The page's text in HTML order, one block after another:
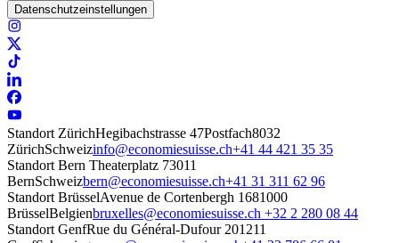
Datenschutzeinstellungen
Standort ZürichHegibachstrasse 47Postfach8032
ZürichSchweizinfo@economiesuisse.ch+41 44 421 35 35
Standort Bern Theaterplatz 73011
BernSchweizbern@economiesuisse.ch+41 31 311 62 96
Standort BrüsselAvenue de Cortenbergh 1681000
BrüsselBelgienbruxelles@economiesuisse.ch +32 2 280 08 44
Standort GenfRue du Général-Dufour 201211